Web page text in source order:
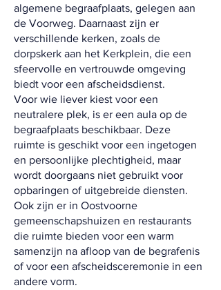
algemene begraafplaats, gelegen aan
de Voorweg. Daarnaast zijn er
verschillende kerken, zoals de
dorpskerk aan het Kerkplein, die een
sfeervolle en vertrouwde omgeving
biedt voor een afscheidsdienst.
Voor wie liever kiest voor een
neutralere plek, is er een aula op de
begraafplaats beschikbaar. Deze
ruimte is geschikt voor een ingetogen
en persoonlijke plechtigheid, maar
wordt doorgaans niet gebruikt voor
opbaringen of uitgebreide diensten.
Ook zijn er in Oostvoorne
gemeenschapshuizen en restaurants
die ruimte bieden voor een warm
samenzijn na afloop van de begrafenis
of voor een afscheidsceremonie in een
andere vorm.